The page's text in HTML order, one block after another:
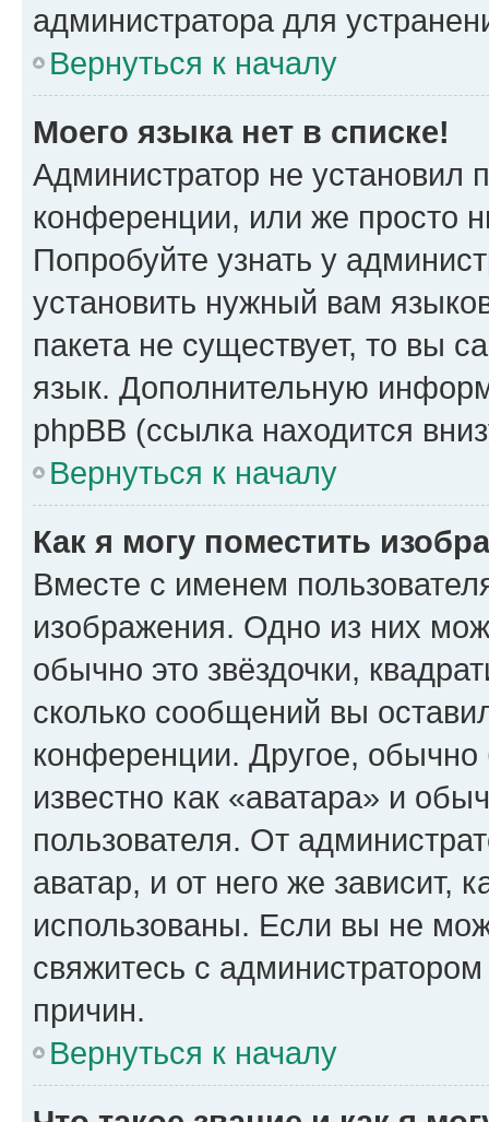
администратора для
Вернуться к началу
Моего языка нет в списке!
Администратор не установил
конференции, или же просто
Попробуйте узнать у
установить нужный вам
пакета не существует, то вы
язык. Дополнительную
phpBB (ссылка находится
Вернуться к началу
Как я могу поместить
Вместе с именем
изображения. Одно из них
обычно это звёздочки,
сколько сообщений вы
конференции. Другое,
известно как «аватара» и
пользователя. От
аватар, и от него же зависит,
использованы. Если вы не
свяжитесь с
причин.
Вернуться к началу